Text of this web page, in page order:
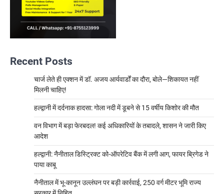
Recent Posts
चार्ज लेते ही एक्शन में डॉ. अजय आर्यवार्डों का दौरा, बोले—शिकायत नहीं
मिलनी चाहिए!
हल्द्वानी में दर्दनाक हादसा: गोला नदी में डूबने से 15 वर्षीय किशोर की मौत
वन विभाग में बड़ा फेरबदल! कई अधिकारियों के तबादले, शासन ने जारी किए
आदेश
हल्द्वानी: नैनीताल डिस्ट्रिक्ट को-ऑपरेटिव बैंक में लगी आग, फायर ब्रिगेड ने
पाया काबू
नैनीताल में भू-कानून उल्लंघन पर बड़ी कार्रवाई, 250 वर्ग मीटर भूमि राज्य